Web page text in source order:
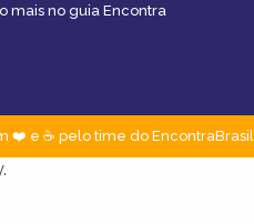
mais no guia Encontra
❤️ e ☕ pelo time do EncontraBrasil